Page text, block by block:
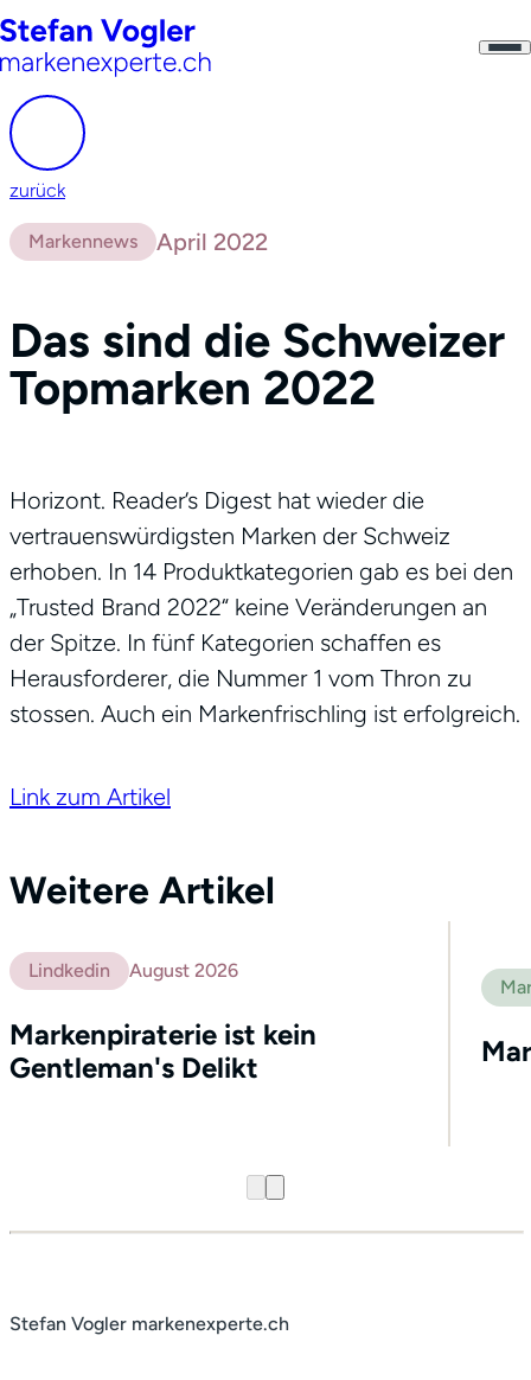
zurück
Markennews April 2022
Das sind die Schweizer
Topmarken 2022
Horizont. Reader’s Digest hat wieder die
vertrauenswürdigsten Marken der Schweiz
erhoben. In 14 Produktkategorien gab es bei den
„Trusted Brand 2022“ keine Veränderungen an
der Spitze. In fünf Kategorien schaffen es
Herausforderer, die Nummer 1 vom Thron zu
stossen. Auch ein Markenfrischling ist erfolgreich.
Link zum Artikel
Weitere Artikel
Lindkedin August 2026
Markenpiraterie ist kein
Gentleman's Delikt
Stefan Vogler markenexperte.ch